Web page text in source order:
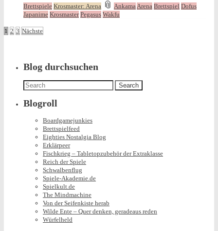
Brettspiele Krosmaster: Arena 📎 and
tagged
Ankama Arena Brettspiel Dofus
Japanime Krosmaster Pegasus Wakfu
Beitragsnavigation
1 2 3 Nächste
Blog durchsuchen
Search
for:
Blogroll
Boardgamejunkies
Brettspielfeed
Eighties Nostalgia Blog
Erklärpeer
Fischkrieg – Tabletopzubehör der Extraklasse
Reich der Spiele
Schwalbenflug
Spiele-Akademie.de
Spielkult.de
The Mindmachine
Von der Seifenkiste herab
Wilde Ente – Quer denken, geradeaus reden
Würfelheld